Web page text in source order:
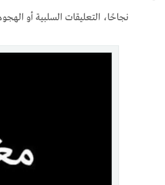
نجاحًا، التعليقات السلبية أو